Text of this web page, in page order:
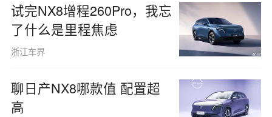
试完NX8增程260Pro，我忘
了什么是里程焦虑
浙江车界
聊日产NX8哪款值 配置超
高